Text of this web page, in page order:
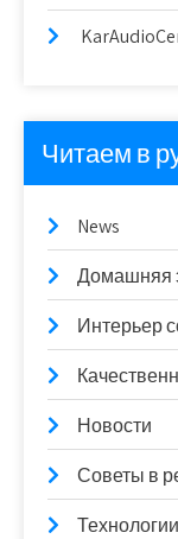
Читаем в
News
Домашняя
Интерьер
Новости
Советы в
Технологии